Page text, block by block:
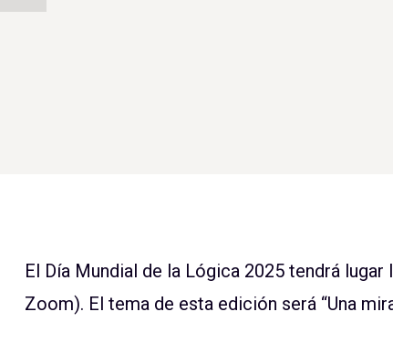
El Día Mundial de la Lógica 2025 tendrá
Zoom). El tema de esta edición será “Una